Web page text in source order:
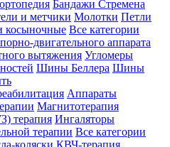
Бандажи Стремена
и метчики Молотки Петли
косыночные Все категории
двигательного аппарата
вытяжения Угломеры
Шины Беллера Шины
Аппараты
Магнитотерапия
терапия Ингаляторы
терапии Все категории
коляски КВЧ-терапия